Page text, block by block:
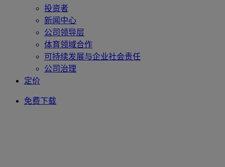
投资者
新闻中心
公司领导层
体育领域合作
可持续发展与企业社会责任
公司治理
定价
免费下载